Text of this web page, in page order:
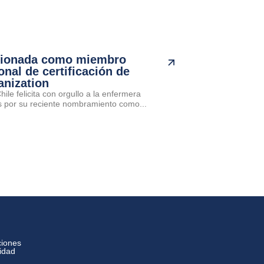
como miembro
de certificación de
felicita con orgullo a la enfermera
su reciente nombramiento como...